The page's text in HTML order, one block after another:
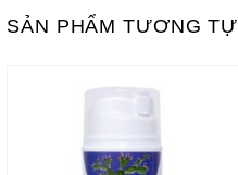
SẢN PHẨM TƯƠNG TỰ